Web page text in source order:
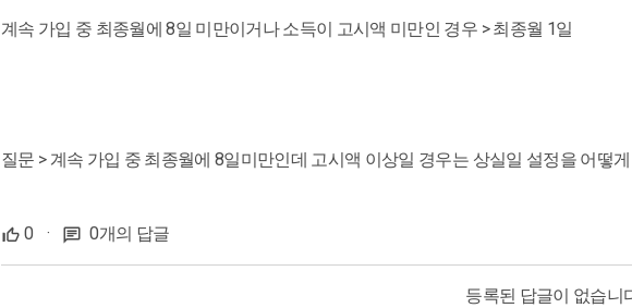
계속 가입 중 최종월에 8일 미만이거나 소득이 고시액 미만인 경우 > 최종월 1일
질문 > 계속 가입 중 최종월에 8일미만인데 고시액 이상일 경우는 상실일 설정을 어떻
0 · 0개의 답글
등록된 답글이 없습니